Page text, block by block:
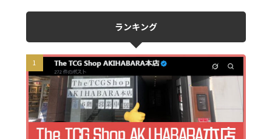
ランキング